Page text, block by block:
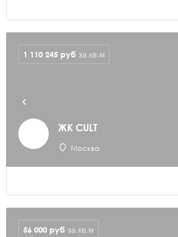
ЖК CULT
Москва
1 110 245 руб за кв.м
56 000 руб за кв.м